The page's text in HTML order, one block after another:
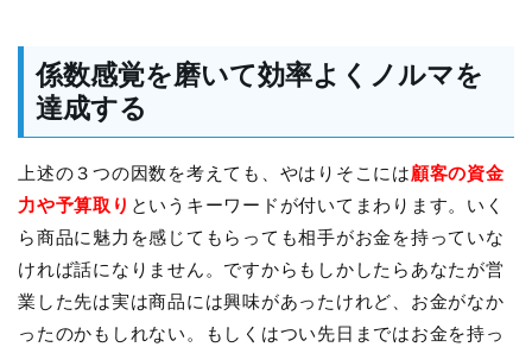
係数感覚を磨いて効率よくノルマを
達成する
上述の３つの因数を考えても、やはりそこには顧客の資金
力や予算取り というキーワードが付いてまわります。いく
ら商品に魅力を感じてもらっても相手がお金を持っていな
ければ話になりません。ですからもしかしたらあなたが営
業した先は実は商品には興味があったけれど、お金がなか
ったのかもしれない。もしくはつい先日まではお金を持っ